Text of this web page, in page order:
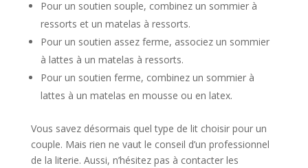
Pour un soutien souple, combinez un sommier à
ressorts et un matelas à ressorts.
Pour un soutien assez ferme, associez un sommier
à lattes à un matelas à ressorts.
Pour un soutien ferme, combinez un sommier à
lattes à un matelas en mousse ou en latex.
Vous savez désormais quel type de lit choisir pour un
couple. Mais rien ne vaut le conseil d’un professionnel
de la literie. Aussi, n’hésitez pas à contacter les